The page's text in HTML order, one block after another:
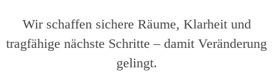
Wir schaffen sichere Räume, Klarheit und
tragfähige nächste Schritte – damit Veränderung
gelingt.